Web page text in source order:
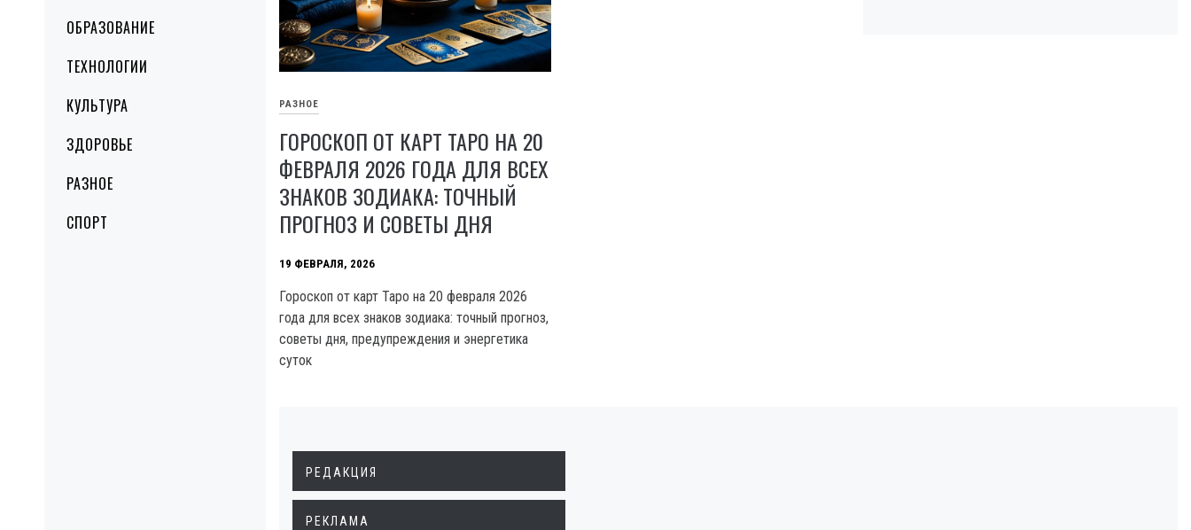
ОБРАЗОВАНИЕ
ТЕХНОЛОГИИ
КУЛЬТУРА
ЗДОРОВЬЕ
РАЗНОЕ
СПОРТ
РАЗНОЕ
ГОРОСКОП ОТ КАРТ ТАРО НА 20
ФЕВРАЛЯ 2026 ГОДА ДЛЯ ВСЕХ
ЗНАКОВ ЗОДИАКА: ТОЧНЫЙ
ПРОГНОЗ И СОВЕТЫ ДНЯ
19 ФЕВРАЛЯ, 2026
Гороскоп от карт Таро на 20 февраля 2026
года для всех знаков зодиака: точный прогноз,
советы дня, предупреждения и энергетика
суток
РЕДАКЦИЯ
РЕКЛАМА